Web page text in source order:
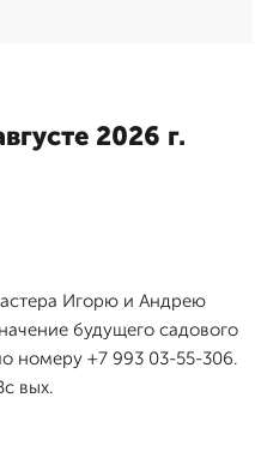
2026 г.
Игорю и Андрею
будущего садового
номеру +7 993 03-55-306.
вых.